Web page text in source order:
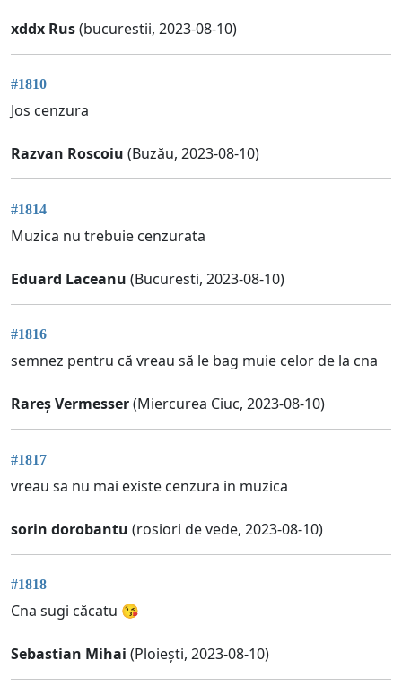
xddx Rus(bucurestii, 2023-08-10)
#1810
Jos cenzura
Razvan Roscoiu (Buzău, 2023-08-10)
#1814
Muzica nu trebuie cenzurata
Eduard Laceanu (Bucuresti, 2023-08-10)
#1816
semnez pentru că vreau să le bag muie celor de la cna
Rareș Vermesser(Miercurea Ciuc, 2023-08-10)
#1817
vreau sa nu mai existe cenzura in muzica
sorin dorobantu (rosiori de vede, 2023-08-10)
#1818
Cna sugi căcatu 😘
Sebastian Mihai (Ploiești, 2023-08-10)